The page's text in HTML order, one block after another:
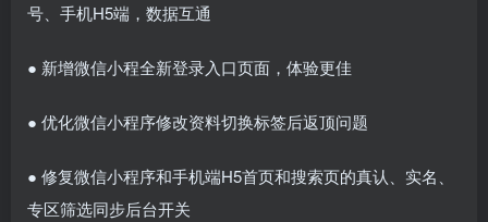
号、手机H5端，数据互通
● 新增微信小程全新登录入口页面，体验更佳
● 优化微信小程序修改资料切换标签后返顶问题
● 修复微信小程序和手机端H5首页和搜索页的真认、实名、
专区筛选同步后台开关